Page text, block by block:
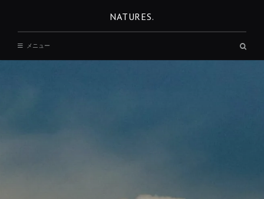
NATURES.
メニュー